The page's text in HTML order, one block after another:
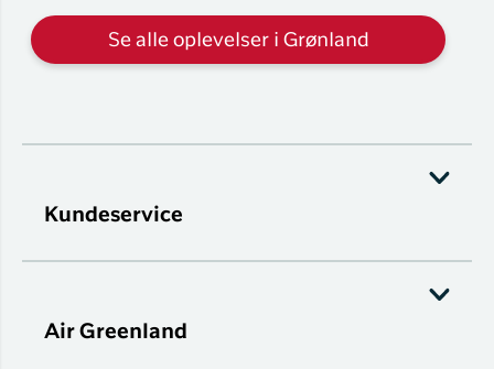
Se alle oplevelser i Grønland
Kundeservice
Air Greenland